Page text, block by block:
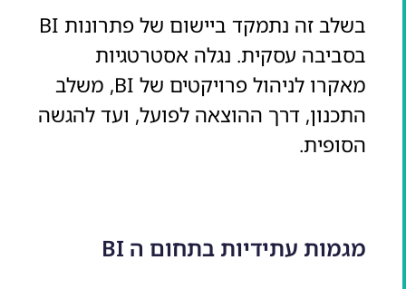
בשלב זה נתמקד ביישום של פתרונות BI
בסביבה עסקית. נגלה אסטרטגיות
מאקרו לניהול פרויקטים של BI, משלב
התכנון, דרך ההוצאה לפועל, ועד להגשה
הסופית.
מגמות עתידיות בתחום ה BI